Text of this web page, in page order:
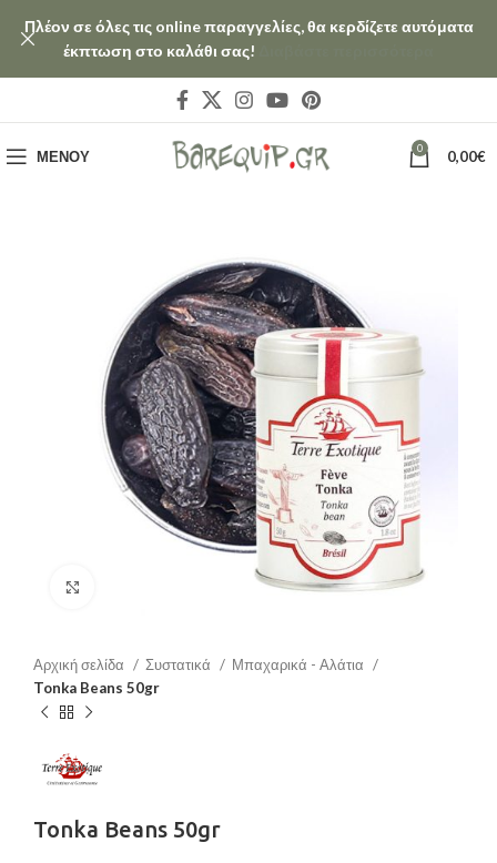
ΜΕΝΟΎ 0 0,00€
Αρχική σελίδα Συστατικά
Μπαχαρικά - Αλάτια
Tonka Beans 50gr
Tonka Beans 50gr
Πλέον σε όλες τις online παραγγελίες, θα κερδίζετε αυτόματα
έκπτωση στο καλάθι σας!